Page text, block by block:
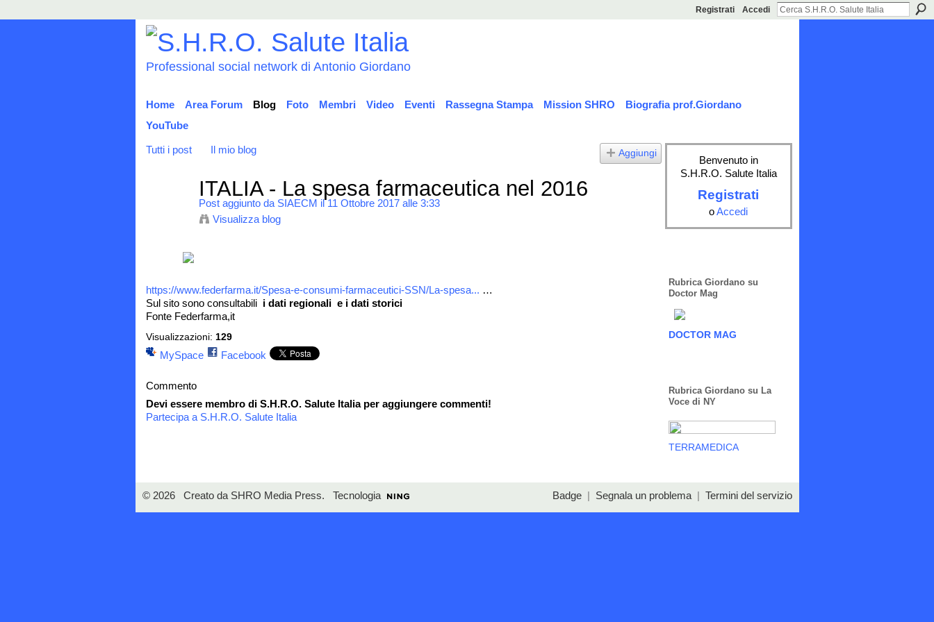
Registrati Accedi
Professional social network di Antonio Giordano
Home Area Forum Blog Foto Membri Video Eventi Rassegna Stampa Mission SHRO
Biografia prof.Giordano
YouTube
Tutti i post Il mio blog Aggiungi
ITALIA - La spesa farmaceutica nel 2016
Post aggiunto da SIAECM il 11 Ottobre 2017 alle 3:33
Visualizza blog
https://www.federfarma.it/Spesa-e-consumi-farmaceutici-SSN/La-spesa... …
Sul sito sono consultabili i dati regionali e i dati storici
Fonte Federfarma,it
Visualizzazioni: 129
MySpace Facebook
Commento
Devi essere membro di S.H.R.O. Salute Italia per aggiungere commenti!
Partecipa a S.H.R.O. Salute Italia
Benvenuto in
S.H.R.O. Salute Italia
Registrati
oAccedi
Rubrica Giordano su
Doctor Mag
DOCTOR MAG
Rubrica Giordano su La
Voce di NY
TERRAMEDICA
© 2026 Creato da SHRO Media Press. Tecnologia Badge| Segnala un problema| Termini del servizio